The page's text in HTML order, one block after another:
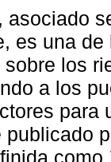
asociado
es una
los
a los
para
publicado
como